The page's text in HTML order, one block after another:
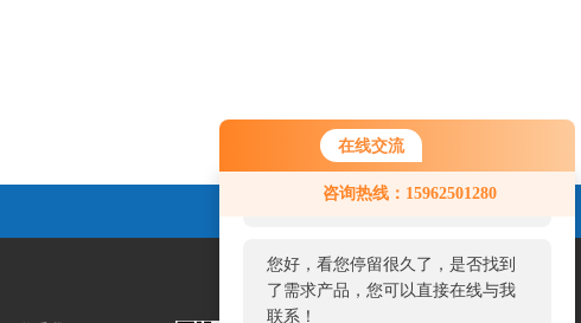
在线交流
咨询热线：15962501280
您好！欢迎前来咨询，很高兴为您
服务，请问您要咨询什么问题呢？
您好，看您停留很久了，是否找到
了需求产品，您可以直接在线与我
联系！